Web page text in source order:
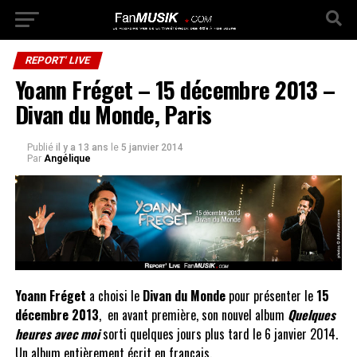
REPORT' LIVE
Yoann Fréget – 15 décembre 2013 –
Divan du Monde, Paris
Publié il y a 13 ans le 5 janvier 2014
Par Angélique
Yoann Fréget a choisi le Divan du Mondepour présenter le 15
décembre 2013, en avant première, son nouvel album Quelques
heures avec moisorti quelques jours plus tard le 6 janvier 2014.
Un album entièrement écrit en français.